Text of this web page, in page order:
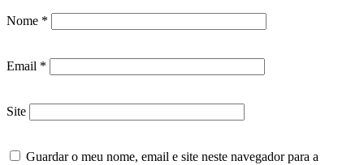
Nome *
Email *
Site
Guardar o meu nome, email e site neste navegador para a